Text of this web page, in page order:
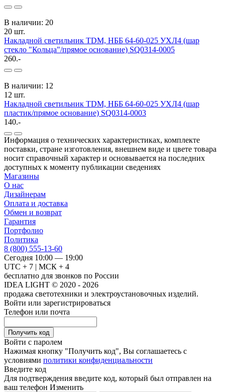
В наличии: 20
20 шт.
Накладной светильник TDM, НББ 64-60-025 УХЛ4 (шар
стекло "Кольца"/прямое основание) SQ0314-0005
260.-
В наличии: 12
12 шт.
Накладной светильник TDM, НББ 64-60-025 УХЛ4 (шар
пластик/прямое основание) SQ0314-0003
140.-
Информация о технических характеристиках, комплекте
поставки, стране изготовления, внешнем виде и цвете товара
носит справочный характер и основывается на последних
доступных к моменту публикации сведениях
Магазины
О нас
Дизайнерам
Оплата и доставка
Обмен и возврат
Гарантия
Портфолио
Политика
8 (800) 555-13-60
Сегодня 10:00 — 19:00
UTC + 7 | МСК + 4
бесплатно для звонков по России
IDEA LIGHT © 2020 - 2026
продажа светотехники и электроустановочных изделий.
Войти или зарегистрироваться
Телефон или почта
Получить код
Войти с паролем
Нажимая кнопку "Получить код", Вы соглашаетесь с
условиями политики конфиденциальности
Введите код
Для подтверждения введите код, который был отправлен на
ваш телефон Изменить